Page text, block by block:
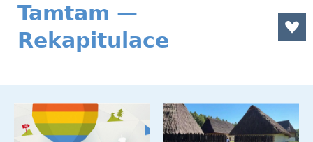
Tamtam —
Rekapitulace